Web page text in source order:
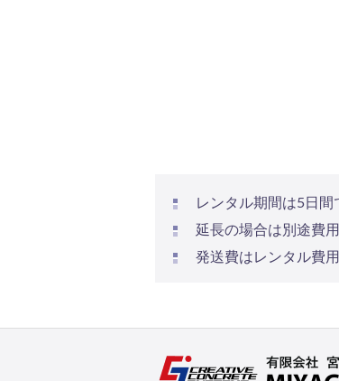
レンタル期間は5日間
延長の場合は別途費
発送費はレンタル費